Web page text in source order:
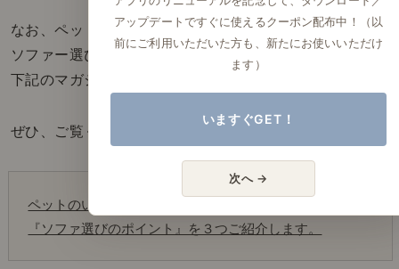
なお、ペットと快適に過ごすための
ソファー選びについての回答は、
下記のマガジンにてお伝えしています。
ぜひ、ご覧ください。
ペットのいる方必見！　ペットと快適に過ごすための
『ソファ選びのポイント』を３つご紹介します。
アップデートですぐに使えるクーポン配布中！（以
前にご利用いただいた方も、新たにお使いいただけ
ます）
いますぐGET！
次へ →